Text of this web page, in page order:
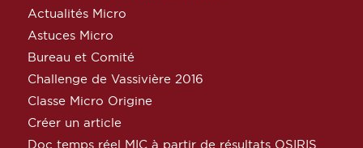
Actualités Micro
Astuces Micro
Bureau et Comité
Challenge de Vassivière 2016
Classe Micro Origine
Créer un article
Doc temps réel MIC à partir de résultats OSIRIS